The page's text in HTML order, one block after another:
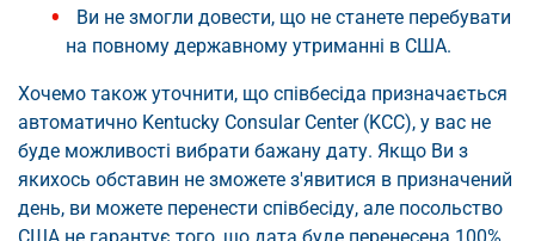
Ви не змогли довести, що не станете перебувати
на повному державному утриманні в США.
Хочемо також уточнити, що співбесіда призначається
автоматично Kentucky Consular Center (KCC), у вас не
буде можливості вибрати бажану дату. Якщо Ви з
якихось обставин не зможете з'явитися в призначений
день, ви можете перенести співбесіду, але посольство